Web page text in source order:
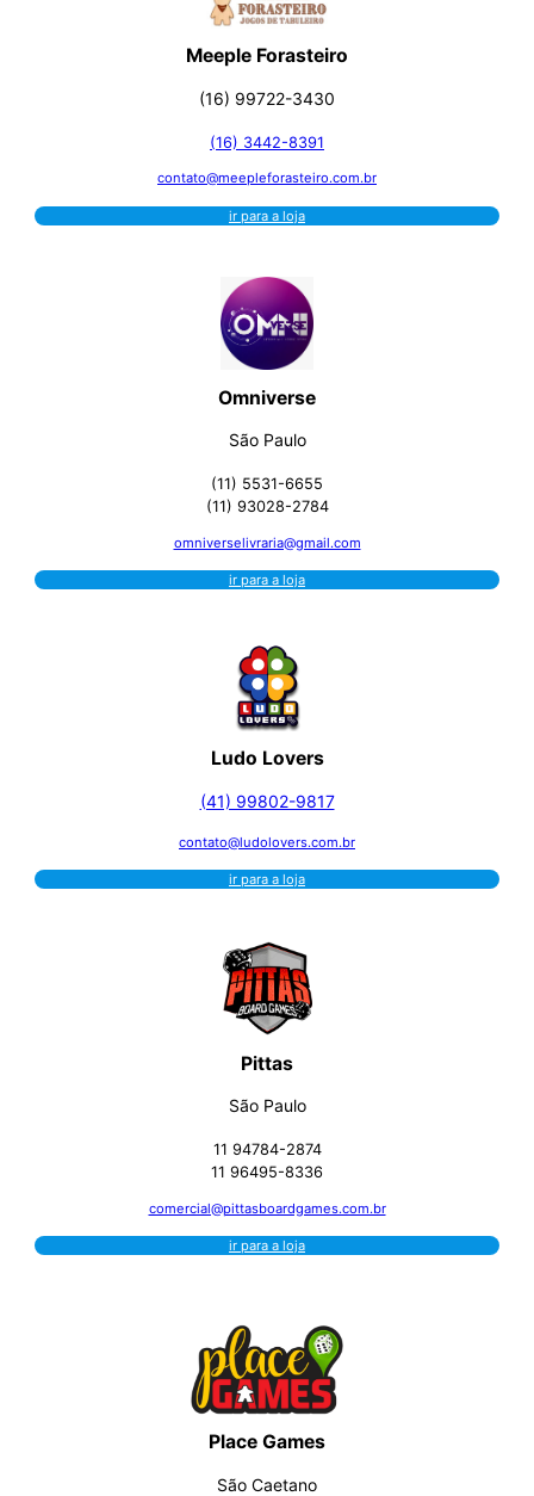
Meeple Forasteiro
(16) 99722-3430
(16) 3442-8391
contato@meepleforasteiro.com.br
ir para a loja
Omniverse
São Paulo
(11) 5531-6655
(11) 93028-2784
omniverselivraria@gmail.com
ir para a loja
Ludo Lovers
(41) 99802-9817
contato@ludolovers.com.br
ir para a loja
Pittas
São Paulo
11 94784-2874
11 96495-8336
comercial@pittasboardgames.com.br
ir para a loja
Place Games
São Caetano